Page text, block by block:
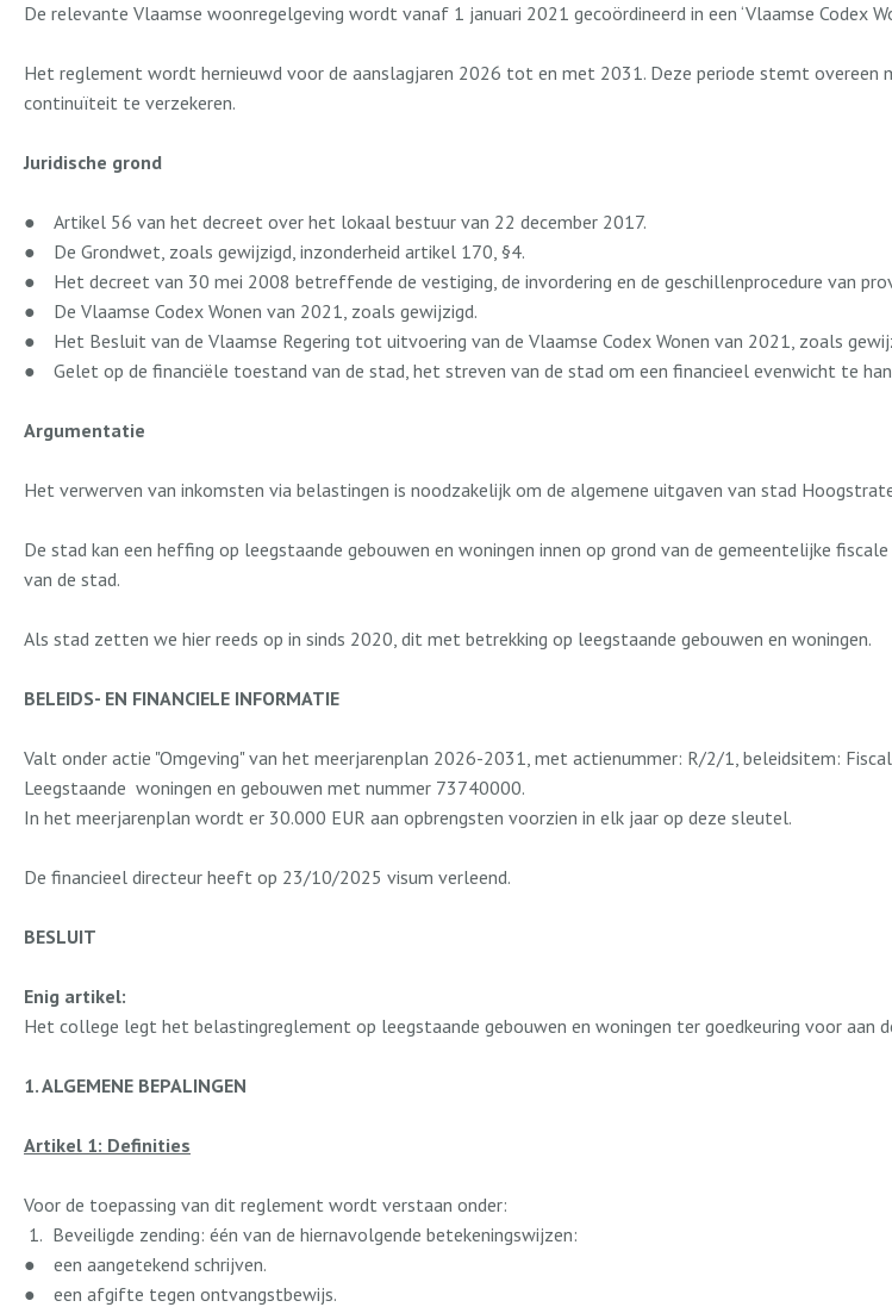
De relevante Vlaamse woonregelgeving wordt vanaf 1 januari 2021 gecoördineerd in een ‘Vlaamse Codex
Het reglement wordt hernieuwd voor de aanslagjaren 2026 tot en met 2031. Deze periode stemt overeen
continuïteit te verzekeren.
Juridische grond
●
Artikel 56 van het decreet over het lokaal bestuur van 22 december 2017.
●
De Grondwet, zoals gewijzigd, inzonderheid artikel 170, §4.
●
Het decreet van 30 mei 2008 betreffende de vestiging, de invordering en de geschillenprocedure van
●
De Vlaamse Codex Wonen van 2021, zoals gewijzigd.
●
Het Besluit van de Vlaamse Regering tot uitvoering van de Vlaamse Codex Wonen van 2021, zoals
●
Gelet op de financiële toestand van de stad, het streven van de stad om een financieel evenwicht te
Argumentatie
Het verwerven van inkomsten via belastingen is noodzakelijk om de algemene uitgaven van stad
De stad kan een heffing op leegstaande gebouwen en woningen innen op grond van de gemeentelijke
van de stad.
Als stad zetten we hier reeds op in sinds 2020, dit met betrekking op leegstaande gebouwen en woningen.
BELEIDS- EN FINANCIELE INFORMATIE
Valt onder actie "Omgeving" van het meerjarenplan 2026-2031, met actienummer: R/2/1, beleidsitem:
Leegstaande woningen en gebouwen met nummer 73740000.
In het meerjarenplan wordt er 30.000 EUR aan opbrengsten voorzien in elk jaar op deze sleutel.
De financieel directeur heeft op 23/10/2025 visum verleend.
BESLUIT
Enig artikel:
Het college legt het belastingreglement op leegstaande gebouwen en woningen ter goedkeuring voor aan
1. ALGEMENE BEPALINGEN
Artikel 1: Definities
Voor de toepassing van dit reglement wordt verstaan onder:
Beveiligde zending: één van de hiernavolgende betekeningswijzen:
●
een aangetekend schrijven.
●
een afgifte tegen ontvangstbewijs.